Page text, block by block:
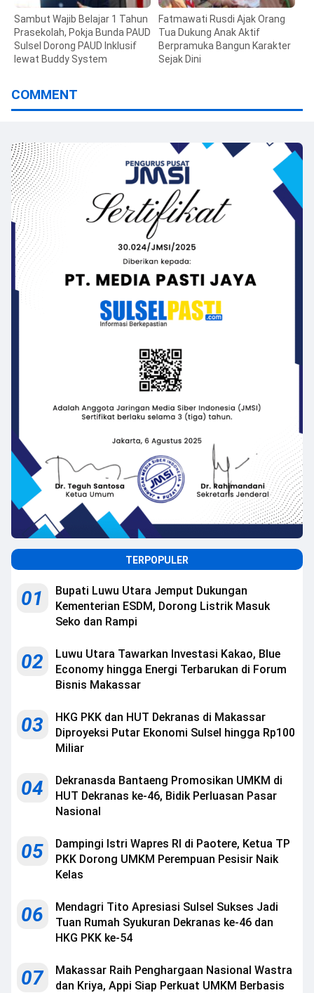
Sambut Wajib Belajar 1 Tahun
Prasekolah, Pokja Bunda PAUD
Sulsel Dorong PAUD Inklusif
lewat Buddy System
Fatmawati Rusdi Ajak Orang
Tua Dukung Anak Aktif
Berpramuka Bangun Karakter
Sejak Dini
COMMENT
TERPOPULER
01
Bupati Luwu Utara Jemput Dukungan
Kementerian ESDM, Dorong Listrik Masuk
Seko dan Rampi
02
Luwu Utara Tawarkan Investasi Kakao, Blue
Economy hingga Energi Terbarukan di Forum
Bisnis Makassar
03
HKG PKK dan HUT Dekranas di Makassar
Diproyeksi Putar Ekonomi Sulsel hingga Rp100
Miliar
04
Dekranasda Bantaeng Promosikan UMKM di
HUT Dekranas ke-46, Bidik Perluasan Pasar
Nasional
05
Dampingi Istri Wapres RI di Paotere, Ketua TP
PKK Dorong UMKM Perempuan Pesisir Naik
Kelas
06
Mendagri Tito Apresiasi Sulsel Sukses Jadi
Tuan Rumah Syukuran Dekranas ke-46 dan
HKG PKK ke-54
07
Makassar Raih Penghargaan Nasional Wastra
dan Kriya, Appi Siap Perkuat UMKM Berbasis